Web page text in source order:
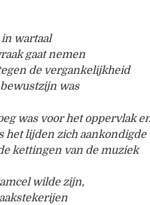
wartaal
gaat nemen
de vergankelijkheid
was
was voor het oppervlak
het lijden zich aankondigde
kettingen van de muziek
wilde zijn,